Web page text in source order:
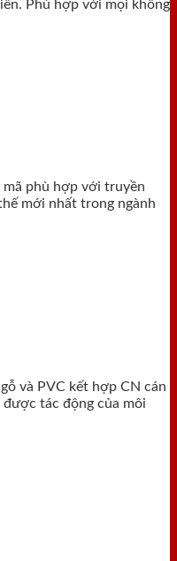
Phù hợp với mọi không
mã phù hợp với truyền
mới nhất trong ngành
và PVC kết hợp CN cán
tác động của môi